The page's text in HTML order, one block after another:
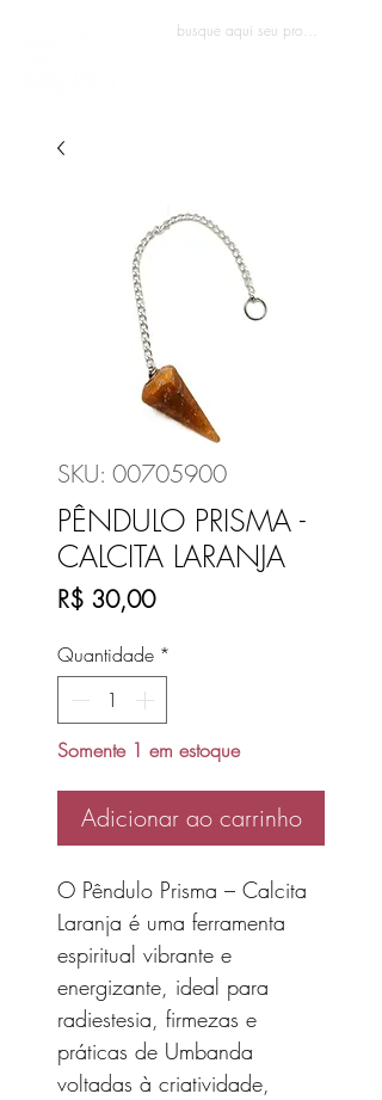
SKU: 00705900
PÊNDULO PRISMA -
CALCITA LARANJA
R$ 30,00Preço
Quantidade *
Somente 1 em estoque
Adicionar ao carrinho
O Pêndulo Prisma – Calcita
Laranja é uma ferramenta
espiritual vibrante e
energizante, ideal para
radiestesia, firmezas e
práticas de Umbanda
voltadas à criatividade,